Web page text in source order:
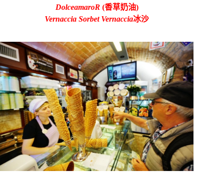
DolceamaroR (香草奶油)
Vernaccia Sorbet Vernaccia冰沙